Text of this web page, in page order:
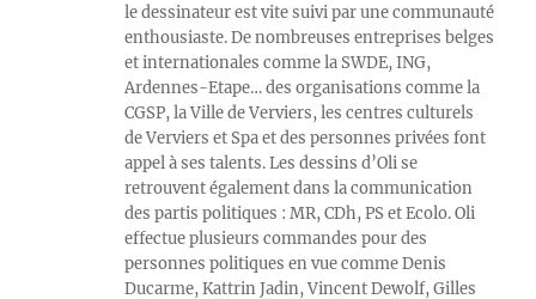
le dessinateur est vite suivi par une communauté
enthousiaste. De nombreuses entreprises belges
et internationales comme la SWDE, ING,
Ardennes-Etape… des organisations comme la
CGSP, la Ville de Verviers, les centres culturels
de Verviers et Spa et des personnes privées font
appel à ses talents. Les dessins d’Oli se
retrouvent également dans la communication
des partis politiques : MR, CDh, PS et Ecolo. Oli
effectue plusieurs commandes pour des
personnes politiques en vue comme Denis
Ducarme, Kattrin Jadin, Vincent Dewolf, Gilles